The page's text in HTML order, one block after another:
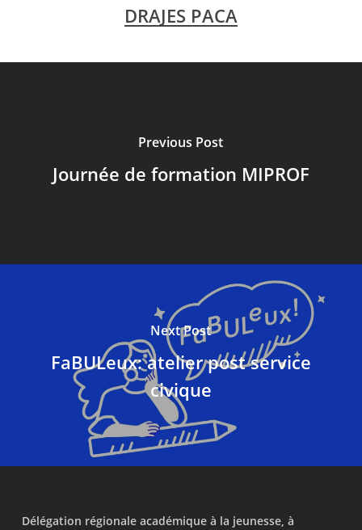
DRAJES PACA
Previous Post
Journée de formation MIPROF
Next Post
FaBULeux: atelier post service
civique
Délégation régionale académique à la jeunesse, à